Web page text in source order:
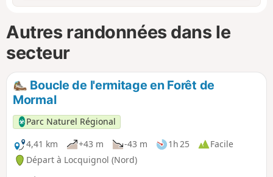
Autres randonnées dans le
secteur
Boucle de l'ermitage en Forêt de
Mormal
Parc Naturel Régional
4,41 km
+43 m -43 m 1h 25
Facile
Départ à Locquignol (Nord)